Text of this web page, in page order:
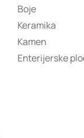
Boje
Keramika
Kamen
Enterijerske